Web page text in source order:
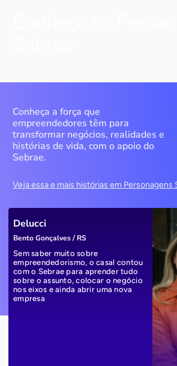
Conheça a força que
empreendedores têm para
transformar negócios, realidades e
histórias de vida, com o apoio do
Sebrae.
Veja essa e mais histórias em Personagens
Delucci
Bento Gonçalves / RS
Sem saber muito sobre
empreendedorismo, o casal contou
com o Sebrae para aprender tudo
sobre o assunto, colocar o negócio
nos eixos e ainda abrir uma nova
empresa